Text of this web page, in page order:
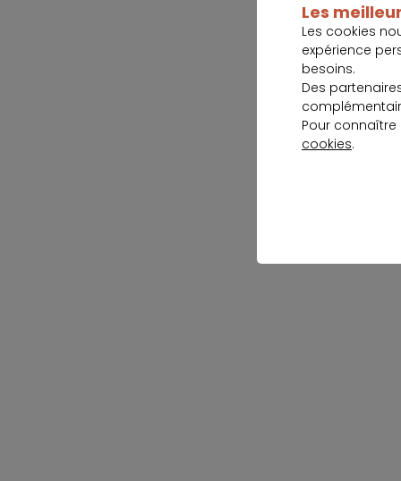
Les
Les cookies
expérience
besoins.
Des
Pour
cookies.